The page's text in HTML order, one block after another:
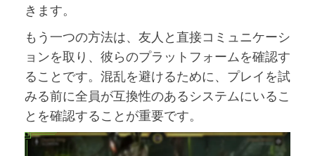
きます。
もう一つの方法は、友人と直接コミュニケーシ
ョンを取り、彼らのプラットフォームを確認す
ることです。混乱を避けるために、プレイを試
みる前に全員が互換性のあるシステムにいるこ
とを確認することが重要です。